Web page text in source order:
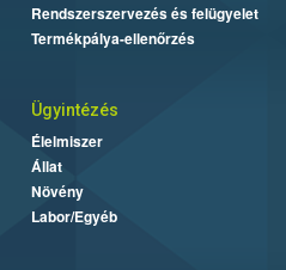
Rendszerszervezés és felügyelet
Termékpálya-ellenőrzés
Ügyintézés
Élelmiszer
Állat
Növény
Labor/Egyéb